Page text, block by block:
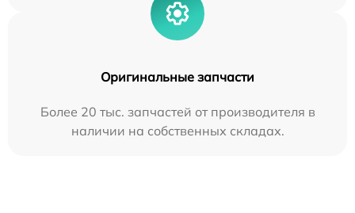
Оригинальные запчасти
Более 20 тыс. запчастей от производителя в
наличии на собственных складах.